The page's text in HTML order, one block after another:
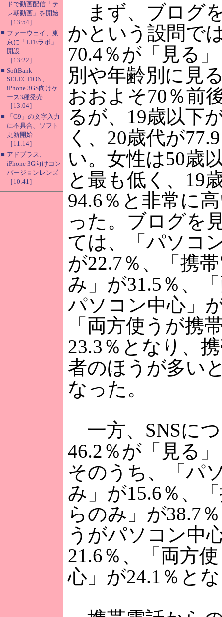
ドで動画配信「テ
レ朝動画」を開始
［13:54］
■ ファーウェイ、東
京に「LTEラボ」
開設
［13:22］
■ SoftBank
SELECTION、
iPhone 3GS向けケ
ース3種発売
［13:04］
■
「G9」の文字入力
に不具合、ソフト
更新開始
［11:14］
■ アドプラス、
iPhone 3G向けコン
バージョンレンズ
［10:41］
まず、ブログ
かという設問で
70.4％が「見る
別や年齢別に見
おおよそ70％前
るが、19歳以下
く、20歳代が
い。女性は50歳
と最も低く、19
94.6％と非常に
った。ブログを
ては、「パソコ
が22.7％、「携
み」が31.5％、
パソコン中心」
「両方使うが携
23.3％となり、
者のほうが多い
なった。
一方、SNSに
46.2％が「見る
そのうち、「パ
み」が15.6％、
らのみ」が38.7
うがパソコン中
21.6％、「両方
心」が24.1％と